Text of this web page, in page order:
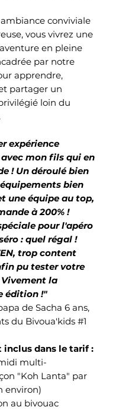
conviviale
vous vivrez une
en pleine
par notre
apprendre,
partager un
loin du
expérience
mon fils qui en
! Un déroulé bien
bien
une équipe au top,
à 200% !
pour l'apéro
: quel régal !
trop content
pu tester votre
la
édition !"
de Sacha 6 ans,
du Bivoua'kids #1
inclus dans le tarif :
multi-
"Koh Lanta" par
environ)
au bivouac